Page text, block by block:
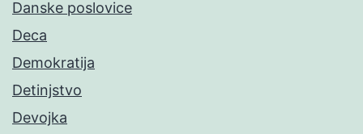
Danske poslovice
Deca
Demokratija
Detinjstvo
Devojka